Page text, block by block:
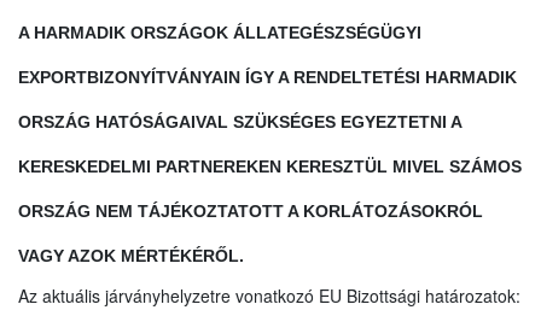
A HARMADIK ORSZÁGOK ÁLLATEGÉSZSÉGÜGYI
EXPORTBIZONYÍTVÁNYAIN ÍGY A RENDELTETÉSI HARMADIK
ORSZÁG HATÓSÁGAIVAL SZÜKSÉGES EGYEZTETNI A
KERESKEDELMI PARTNEREKEN KERESZTÜL MIVEL SZÁMOS
ORSZÁG NEM TÁJÉKOZTATOTT A KORLÁTOZÁSOKRÓL
VAGY AZOK MÉRTÉKÉRŐL.
Az aktuális járványhelyzetre vonatkozó EU Bizottsági határozatok: